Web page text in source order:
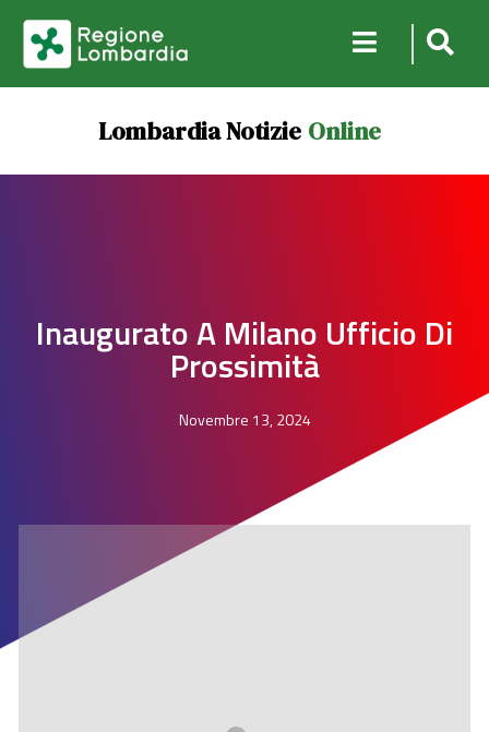
Lombardia Notizie Online
Inaugurato A Milano Ufficio Di
Prossimità
Novembre 13, 2024